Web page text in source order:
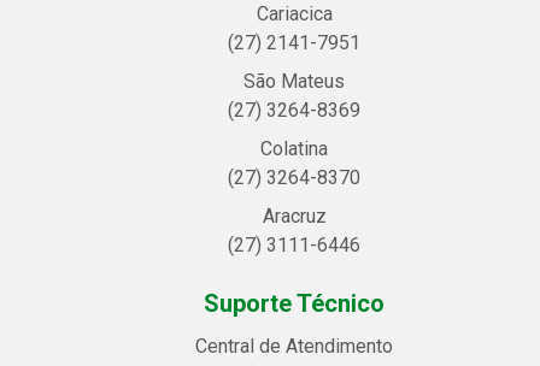
Cariacica
(27) 2141-7951
São Mateus
(27) 3264-8369
Colatina
(27) 3264-8370
Aracruz
(27) 3111-6446
Suporte Técnico
Central de Atendimento